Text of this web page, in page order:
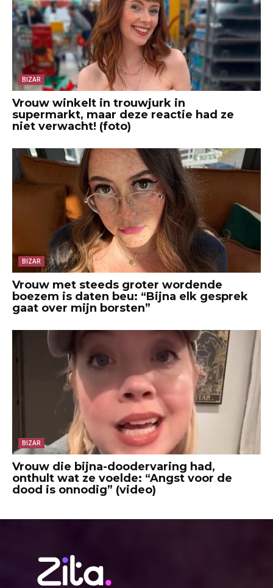
BIZAR
Vrouw winkelt in trouwjurk in
supermarkt, maar deze reactie had ze
niet verwacht! (foto)
BIZAR
Vrouw met steeds groter wordende
boezem is daten beu: “Bijna elk gesprek
gaat over mijn borsten”
BIZAR
Vrouw die bijna-doodervaring had,
onthult wat ze voelde: “Angst voor de
dood is onnodig” (video)